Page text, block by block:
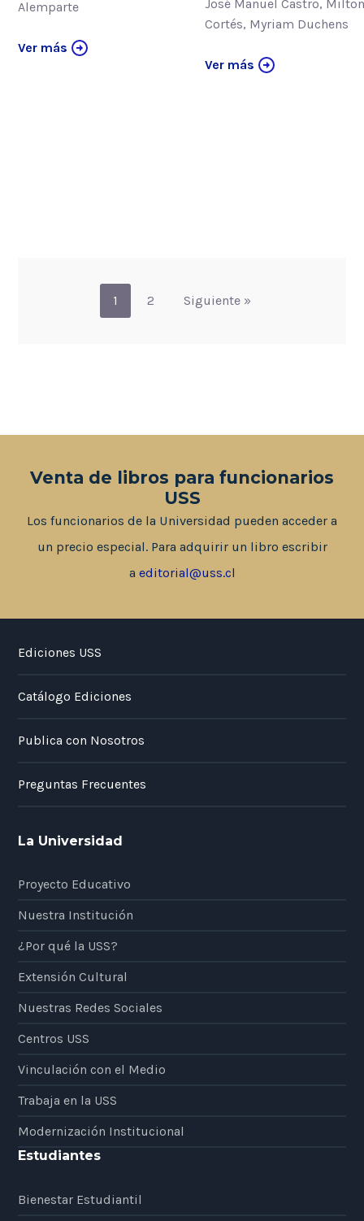
Alemparte
Ver más
José Manuel Castro,
Cortés, Myriam Duchens
Ver más
1 2 Siguiente »
Venta de libros para funcionarios
USS
Los funcionarios de la Universidad pueden acceder a
un precio especial. Para adquirir un libro escribir
a editorial@uss.cl
Ediciones USS
Catálogo Ediciones
Publica con Nosotros
Preguntas Frecuentes
La Universidad
Proyecto Educativo
Nuestra Institución
¿Por qué la USS?
Extensión Cultural
Nuestras Redes Sociales
Centros USS
Vinculación con el Medio
Trabaja en la USS
Modernización Institucional
Estudiantes
Bienestar Estudiantil